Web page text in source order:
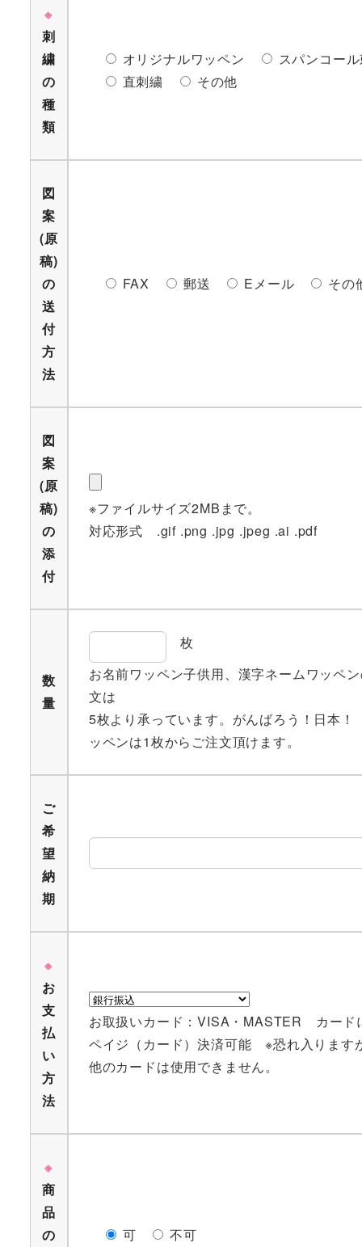
※
刺
繍
の
種
類
オリジナルワッペン
スパンコー
直刺繍
その他
図
案
(原
稿)
の
送
付
方
法
FAX 郵送 Eメール その
図
案
(原
稿)
の
添
付
※ファイルサイズ2MBまで。
対応形式 .gif .png .jpg .jpeg .ai .pdf
数
量
枚
お名前ワッペン子供用、漢字ネームワッペ
文は
5枚より承っています。がんばろう！日本
ッペンは1枚からご注文頂けます。
ご
希
望
納
期
※
お
支
払
い
方
法
お取扱いカード：VISA・MASTER カード
ペイジ（カード）決済可能 ※恐れ入ります
他のカードは使用できません。
※
商
品
の
可 不可